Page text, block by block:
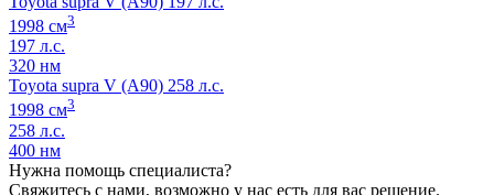
1998 см3
197 л.с.
320 нм
Toyota supra V (A90) 258 л.с.
1998 см3
258 л.с.
400 нм
Нужна помощь специалиста?
Свяжитесь с нами, возможно у нас есть для вас решение.